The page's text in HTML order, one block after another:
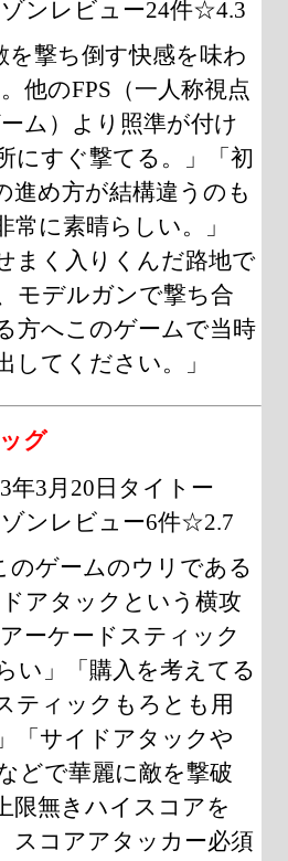
ンレビュー24件☆4.3
を撃ち倒す快感を味わ
他のFPS（一人称視点
ム）より照準が付け
にすぐ撃てる。」「初
進め方が結構違うのも
常に素晴らしい。」
まく入りくんだ路地で
モデルガンで撃ち合
方へこのゲームで当時
してください。」
グ
年3月20日タイトー
ンレビュー6件☆2.7
のゲームのウリである
アタックという横攻
ーケードスティック
い」「購入を考えてる
ティックもろとも用
「サイドアタックや
どで華麗に敵を撃破
限無きハイスコアを
スコアアタッカー必須